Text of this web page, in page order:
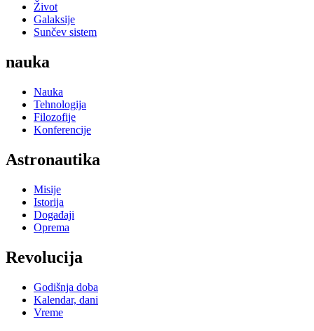
Život
Galaksije
Sunčev sistem
nauka
Nauka
Tehnologija
Filozofije
Konferencije
Astronautika
Misije
Istorija
Događaji
Oprema
Revolucija
Godišnja doba
Kalendar, dani
Vreme